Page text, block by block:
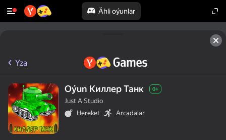
Ähli oýunlar
Yza
Oýun Киллер Танк 0+
Just A Studio
Hereket
Arcadalar